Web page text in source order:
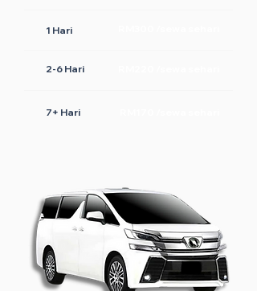
1 Hari
2-6 Hari
7+ Hari